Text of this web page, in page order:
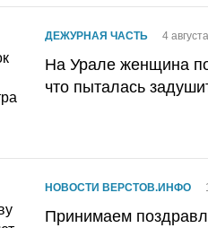
ДЕЖУРНАЯ ЧАСТЬ 4
На Урале женщина
что пыталась
НОВОСТИ ВЕРСТОВ.ИНФО
Принимаем